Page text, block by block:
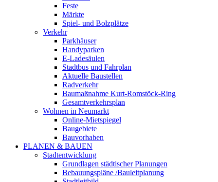
Feste
Märkte
Spiel- und Bolzplätze
Verkehr
Parkhäuser
Handyparken
E-Ladesäulen
Stadtbus und Fahrplan
Aktuelle Baustellen
Radverkehr
Baumaßnahme Kurt-Romstöck-Ring
Gesamtverkehrsplan
Wohnen in Neumarkt
Online-Mietspiegel
Baugebiete
Bauvorhaben
PLANEN & BAUEN
Stadtentwicklung
Grundlagen städtischer Planungen
Bebauungspläne /Bauleitplanung